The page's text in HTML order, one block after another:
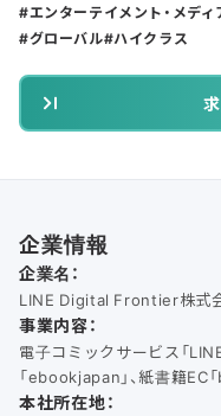
エンターテイメント・メディ
グローバル ハイクラス
企業情報
企業名：
LINE Digital Frontier株式
事業内容：
電子コミックサービス「
「ebookjapan」、紙書籍EC
本社所在地：